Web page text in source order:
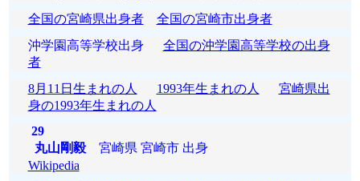
全国の宮崎県出身者
全国の宮崎市出身者
沖学園高等学校出身 全国の沖学園高等学校の出身
者
8月11日生まれの人
1993年生まれの人
宮崎県出
身の1993年生まれの人
29
丸山剛毅宮崎県 宮崎市 出身
Wikipedia